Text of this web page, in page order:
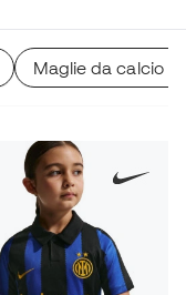
Maglie da calcio